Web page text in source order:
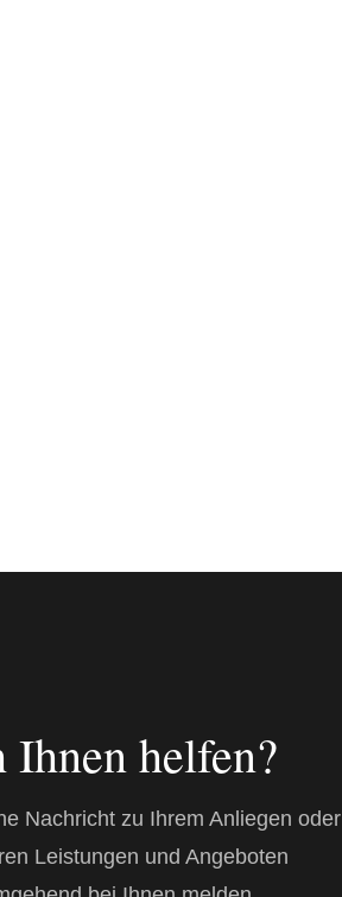
helfen?
Nachricht zu Ihrem Anliegen oder
Leistungen und Angeboten